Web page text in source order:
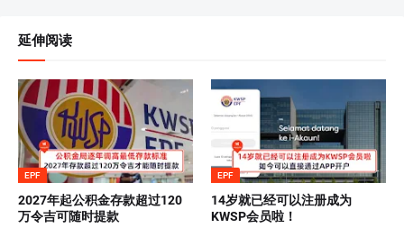
延伸阅读
EPF
2027年起公积金存款超过120
万令吉可随时提款
EPF
14岁就已经可以注册成为
KWSP会员啦！